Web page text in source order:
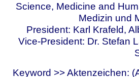
Science, Medicine and
Medizin und
President: Karl Krafeld,
Vice-President: Dr. Stefan
Keyword >> Aktenzeichen: